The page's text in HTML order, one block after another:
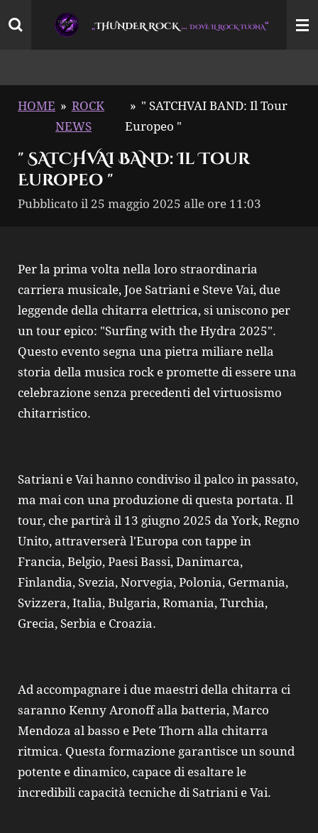
Vai
„THUNDER ROCK…DOVE IL ROCK TUONA“
HOME » ROCK
NEWS
» " SATCHVAI BAND: Il Tour
Europeo "
" SATCHVAI BAND: Il Tour
Europeo "
Pubblicato il 25 maggio 2025 alle ore 11:03
Per la prima volta nella loro straordinaria
carriera musicale, Joe Satriani e Steve Vai, due
leggende della chitarra elettrica, si uniscono per
un tour epico: "Surfing with the Hydra 2025".
Questo evento segna una pietra miliare nella
storia della musica rock e promette di essere una
celebrazione senza precedenti del virtuosismo
chitarristico.
Satriani e Vai hanno condiviso il palco in passato,
ma mai con una produzione di questa portata. Il
tour, che partirà il 13 giugno 2025 da York, Regno
Unito, attraverserà l'Europa con tappe in
Francia, Belgio, Paesi Bassi, Danimarca,
Finlandia, Svezia, Norvegia, Polonia, Germania,
Svizzera, Italia, Bulgaria, Romania, Turchia,
Grecia, Serbia e Croazia.
Ad accompagnare i due maestri della chitarra ci
saranno Kenny Aronoff alla batteria, Marco
Mendoza al basso e Pete Thorn alla chitarra
ritmica. Questa formazione garantisce un sound
potente e dinamico, capace di esaltare le
incredibili capacità tecniche di Satriani e Vai.